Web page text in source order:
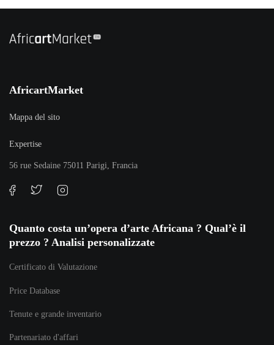
AfricartMarket
Mappa del sito
Expertise
56 rue Sedaine 75011 Parigi, Francia
Quanto costa un’opera d’arte Africana ? Qual’è il
prezzo ? Analisi personalizzate
Certificato di Valutazione
Price Database
Tenute e grande inventario
Partenariato d'affari